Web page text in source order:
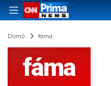
Domů fáma
fáma